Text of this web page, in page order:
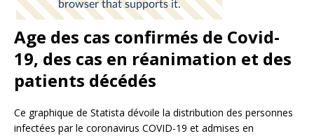
Age des cas confirmés de Covid-
19, des cas en réanimation et des
patients décédés
Ce graphique de Statista dévoile la distribution des personnes
infectées par le coronavirus COVID-19 et admises en